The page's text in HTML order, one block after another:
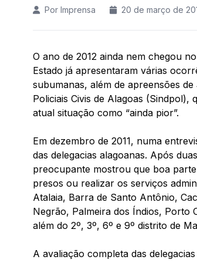
Por Imprensa 20 de março de
O ano de 2012 ainda nem chegou
Estado já apresentaram várias
subumanas, além de apreensões
Policiais Civis de Alagoas (Sindpol),
atual situação como “ainda pior”.
Em dezembro de 2011, numa
das delegacias alagoanas. Após
preocupante mostrou que boa
presos ou realizar os serviços
Atalaia, Barra de Santo Antônio,
Negrão, Palmeira dos Índios, Porto
além do 2º, 3º, 6º e 9º distrito de
A avaliação completa das